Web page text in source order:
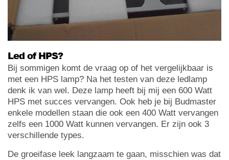
Led of HPS?
Bij sommigen komt de vraag op of het vergelijkbaar is
met een HPS lamp? Na het testen van deze ledlamp
denk ik van wel. Deze lamp heeft bij mij een 600 Watt
HPS met succes vervangen. Ook heb je bij Budmaster
enkele modellen staan die ook een 400 Watt vervangen
zelfs een 1000 Watt kunnen vervangen. Er zijn ook 3
verschillende types.
De groeifase leek langzaam te gaan, misschien was dat